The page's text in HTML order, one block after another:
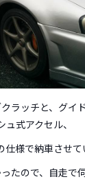
ラッチと、グイ
ュ式アクセル、
様で納車させて
たので、自走で